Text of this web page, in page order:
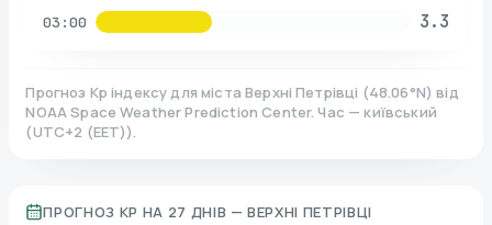
03:00 3.3
Прогноз Kp індексу для міста Верхні Петрівці (48.06°N)від
NOAA Space Weather Prediction Center. Час — київський
(UTC+2 (EET)).
ПРОГНОЗ KP НА 27 ДНІВ — ВЕРХНІ ПЕТРІВЦІ